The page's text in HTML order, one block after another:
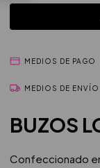
MEDIOS DE PAGO
MEDIOS DE ENVÍO
BUZOS
Confeccionado